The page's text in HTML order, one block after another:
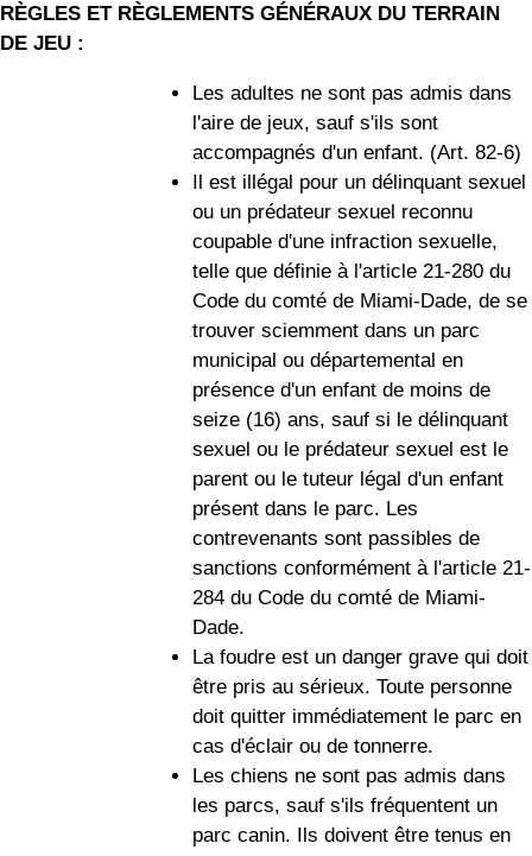
RÈGLES ET RÈGLEMENTS GÉNÉRAUX DU TERRAIN
DE JEU :
Les adultes ne sont pas admis dans
l'aire de jeux, sauf s'ils sont
accompagnés d'un enfant. (Art. 82-6)
Il est illégal pour un délinquant sexuel
ou un prédateur sexuel reconnu
coupable d'une infraction sexuelle,
telle que définie à l'article 21-280 du
Code du comté de Miami-Dade, de se
trouver sciemment dans un parc
municipal ou départemental en
présence d'un enfant de moins de
seize (16) ans, sauf si le délinquant
sexuel ou le prédateur sexuel est le
parent ou le tuteur légal d'un enfant
présent dans le parc. Les
contrevenants sont passibles de
sanctions conformément à l'article 21-
284 du Code du comté de Miami-
Dade.
La foudre est un danger grave qui doit
être pris au sérieux. Toute personne
doit quitter immédiatement le parc en
cas d'éclair ou de tonnerre.
Les chiens ne sont pas admis dans
les parcs, sauf s'ils fréquentent un
parc canin. Ils doivent être tenus en